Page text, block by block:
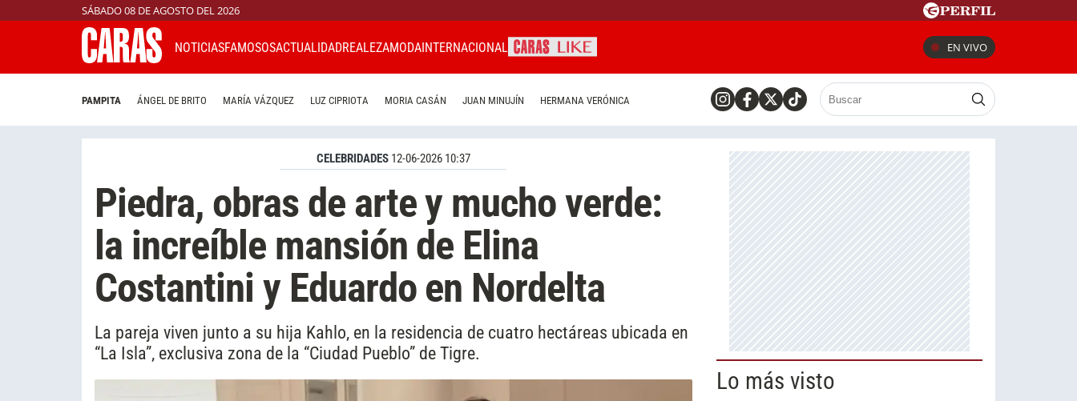
SÁBADO 08 DE AGOSTO DEL 2026
NOTICIASFAMOSOSACTUALIDADREALEZAMODAINTERNACIONAL EN VIVO
PAMPITA ÁNGEL DE BRITO MARÍA VÁZQUEZ LUZ CIPRIOTA MORIA CASÁN JUAN MINUJÍN HERMANA VERÓNICA
CELEBRIDADES 12-06-2026 10:37
Piedra, obras de arte y mucho verde:
la increíble mansión de Elina
Costantini y Eduardo en Nordelta
La pareja viven junto a su hija Kahlo, en la residencia de cuatro hectáreas ubicada en
“La Isla”, exclusiva zona de la “Ciudad Pueblo” de Tigre.
Lo más visto